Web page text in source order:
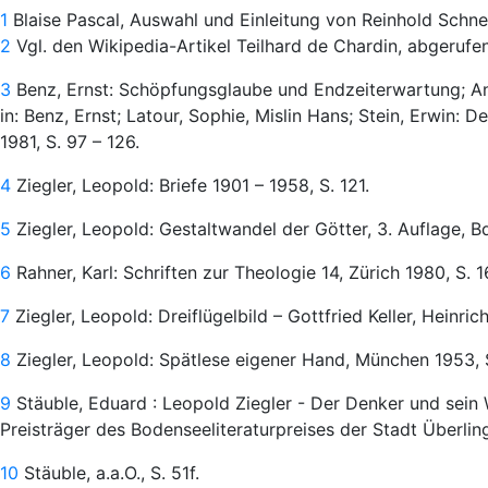
1 Blaise Pascal, Auswahl und Einleitung von Reinhold
2 Vgl. den Wikipedia-Artikel Teilhard de Chardin,
3 Benz, Ernst: Schöpfungsglaube und Endzeiterwartung;
in: Benz, Ernst; Latour, Sophie, Mislin Hans; Stein, Erwin:
1981, S. 97 – 126.
4 Ziegler, Leopold: Briefe 1901 – 1958, S. 121.
5 Ziegler, Leopold: Gestaltwandel der Götter, 3. Auflage,
6 Rahner, Karl: Schriften zur Theologie 14, Zürich 1980, S.
7 Ziegler, Leopold: Dreiflügelbild – Gottfried Keller,
8 Ziegler, Leopold: Spätlese eigener Hand, München 1953,
9 Stäuble, Eduard : Leopold Ziegler - Der Denker und
Preisträger des Bodenseeliteraturpreises der Stadt
10 Stäuble, a.a.O., S. 51f.